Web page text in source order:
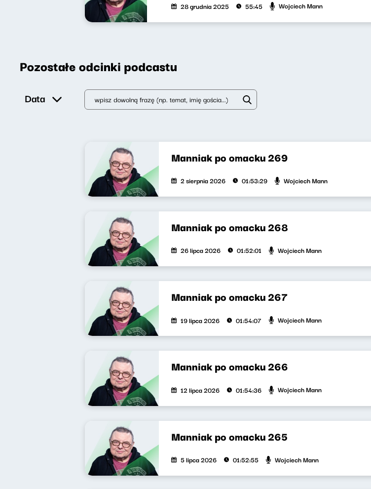
28 grudnia 2025 55:45 Wojciech Mann
Pozostałe odcinki podcastu
Data
Manniak po omacku 269
2 sierpnia 2026 01:53:29 Wojciech Mann
Manniak po omacku 268
26 lipca 2026 01:52:01 Wojciech Mann
Manniak po omacku 267
19 lipca 2026 01:54:07 Wojciech Mann
Manniak po omacku 266
12 lipca 2026 01:54:36 Wojciech Mann
Manniak po omacku 265
5 lipca 2026 01:52:55 Wojciech Mann